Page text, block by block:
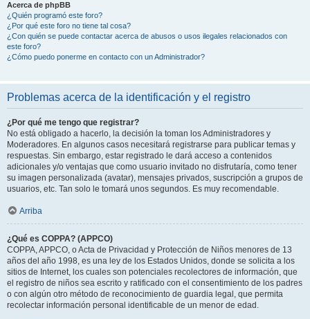
Acerca de phpBB
¿Quién programó este foro?
¿Por qué este foro no tiene tal cosa?
¿Con quién se puede contactar acerca de abusos o usos ilegales relacionados con
este foro?
¿Cómo puedo ponerme en contacto con un Administrador?
Problemas acerca de la identificación y el registro
¿Por qué me tengo que registrar?
No está obligado a hacerlo, la decisión la toman los Administradores y
Moderadores. En algunos casos necesitará registrarse para publicar temas y
respuestas. Sin embargo, estar registrado le dará acceso a contenidos
adicionales y/o ventajas que como usuario invitado no disfrutaría, como tener
su imagen personalizada (avatar), mensajes privados, suscripción a grupos de
usuarios, etc. Tan solo le tomará unos segundos. Es muy recomendable.
Arriba
¿Qué es COPPA? (APPCO)
COPPA, APPCO, o Acta de Privacidad y Protección de Niños menores de 13
años del año 1998, es una ley de los Estados Unidos, donde se solicita a los
sitios de Internet, los cuales son potenciales recolectores de información, que
el registro de niños sea escrito y ratificado con el consentimiento de los padres
o con algún otro método de reconocimiento de guardia legal, que permita
recolectar información personal identificable de un menor de edad.